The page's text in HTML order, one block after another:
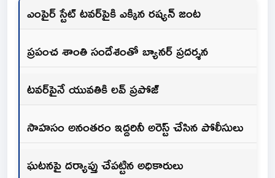
ఎంపైర్‌ స్టేట్‌ టవర్‌పైకి ఎక్కిన రష్యన్‌ జంట
ప్రపంచ శాంతి సందేశంతో బ్యానర్‌ ప్రదర్శన
టవర్‌పైనే యువతికి లవ్‌ ప్రపోజ్‌
సాహసం అనంతరం ఇద్దరినీ అరెస్ట్‌ చేసిన పోలీసులు
ఘటనపై దర్యాప్తు చేపట్టిన అధికారులు